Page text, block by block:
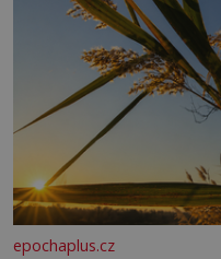
epochaplus.cz